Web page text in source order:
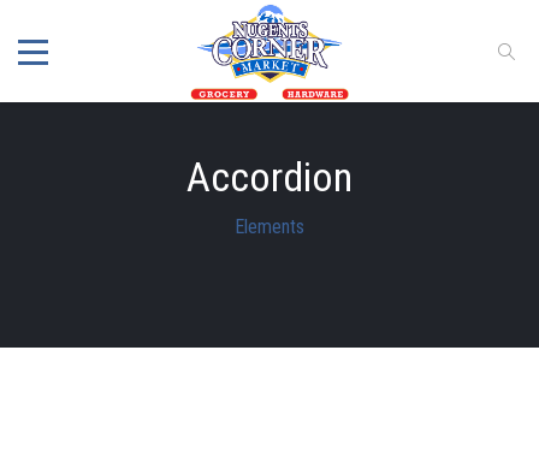
Accordion
Elements